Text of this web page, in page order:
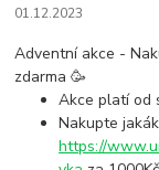
01.12.2023
Adventní akce -
zdarma 🥳
Akce platí od
Nakupte
https://